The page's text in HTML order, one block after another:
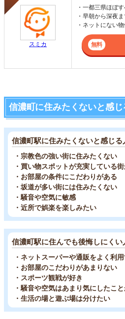
スミカ
・一都三県ほぼ
・早朝から深夜
・ネットにない
信濃町に住みたくないと感
信濃町駅に住みたくないと感じる
・宗教色の強い街に住みたくない
・買い物スポットが充実している
・お部屋の条件にこだわりがある
・坂道が多い街には住みたくない
・騒音や空気に敏感
・近所で娯楽を楽しみたい
信濃町駅に住んでも後悔しにくい
・ネットスーパーや通販をよく利
・お部屋のこだわりがあまりない
・スポーツ観戦が好き
・騒音や空気はあまり気にしたこ
・生活の場と遊ぶ場は分けたい